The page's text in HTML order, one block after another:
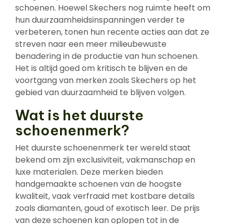
schoenen. Hoewel Skechers nog ruimte heeft om
hun duurzaamheidsinspanningen verder te
verbeteren, tonen hun recente acties aan dat ze
streven naar een meer milieubewuste
benadering in de productie van hun schoenen.
Het is altijd goed om kritisch te blijven en de
voortgang van merken zoals Skechers op het
gebied van duurzaamheid te blijven volgen.
Wat is het duurste
schoenenmerk?
Het duurste schoenenmerk ter wereld staat
bekend om zijn exclusiviteit, vakmanschap en
luxe materialen. Deze merken bieden
handgemaakte schoenen van de hoogste
kwaliteit, vaak verfraaid met kostbare details
zoals diamanten, goud of exotisch leer. De prijs
van deze schoenen kan oplopen tot in de